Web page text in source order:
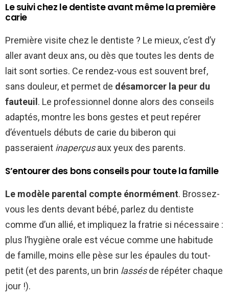
Le suivi chez le dentiste avant même la première
carie
Première visite chez le dentiste ? Le mieux, c’est d’y
aller avant deux ans, ou dès que toutes les dents de
lait sont sorties. Ce rendez-vous est souvent bref,
sans douleur, et permet de désamorcer la peur du
fauteuil . Le professionnel donne alors des conseils
adaptés, montre les bons gestes et peut repérer
d’éventuels débuts de carie du biberon qui
passeraient inaperçusaux yeux des parents.
S’entourer des bons conseils pour toute la famille
Le modèle parental compte énormément. Brossez-
vous les dents devant bébé, parlez du dentiste
comme d’un allié, et impliquez la fratrie si nécessaire :
plus l’hygiène orale est vécue comme une habitude
de famille, moins elle pèse sur les épaules du tout-
petit (et des parents, un brin lassésde répéter chaque
jour !).